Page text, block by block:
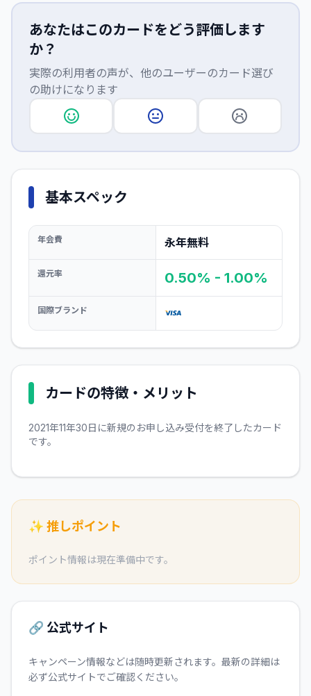
あなたはこのカードをどう評価します
か？
実際の利用者の声が、他のユーザーのカード選び
の助けになります
基本スペック
年会費 永年無料
還元率 0.50% - 1.00%
国際ブランド
カードの特徴・メリット
2021年11年30日に新規のお申し込み受付を終了したカード
です。
✨ 推しポイント
ポイント情報は現在準備中です。
🔗 公式サイト
キャンペーン情報などは随時更新されます。最新の詳細は
必ず公式サイトでご確認ください。